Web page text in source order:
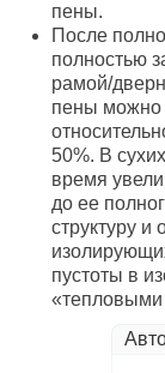
пены.
После
полностью
рамой/
пены можно
50%. В
время
до ее
структуру и
пустоты в
«тепловыми